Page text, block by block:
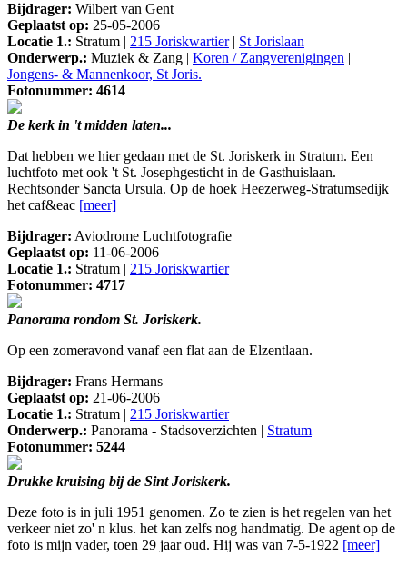
Bijdrager: Wilbert van Gent
Geplaatst op: 25-05-2006
Locatie 1.: Stratum | 215 Joriskwartier| St Jorislaan
Onderwerp.: Muziek & Zang | Koren / Zangverenigingen |
Jongens- & Mannenkoor, St Joris.
Fotonummer: 4614
De kerk in 't midden laten...
Dat hebben we hier gedaan met de St. Joriskerk in Stratum. Een
luchtfoto met ook 't St. Josephgesticht in de Gasthuislaan.
Rechtsonder Sancta Ursula. Op de hoek Heezerweg-Stratumsedijk
het caf&eac [meer]
Bijdrager: Aviodrome Luchtfotografie
Geplaatst op: 11-06-2006
Locatie 1.: Stratum | 215 Joriskwartier
Fotonummer: 4717
Panorama rondom St. Joriskerk.
Op een zomeravond vanaf een flat aan de Elzentlaan.
Bijdrager: Frans Hermans
Geplaatst op: 21-06-2006
Locatie 1.: Stratum | 215 Joriskwartier
Onderwerp.: Panorama - Stadsoverzichten | Stratum
Fotonummer: 5244
Drukke kruising bij de Sint Joriskerk.
Deze foto is in juli 1951 genomen. Zo te zien is het regelen van het
verkeer niet zo' n klus. het kan zelfs nog handmatig. De agent op de
foto is mijn vader, toen 29 jaar oud. Hij was van 7-5-1922 [meer]